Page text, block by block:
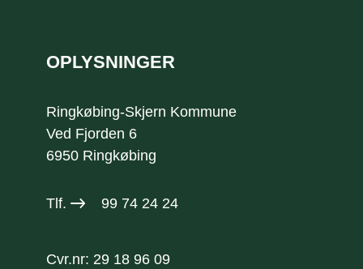
OPLYSNINGER
Ringkøbing-Skjern Kommune
Ved Fjorden 6
6950 Ringkøbing
Tlf. 99 74 24 24
Cvr.nr: 29 18 96 09